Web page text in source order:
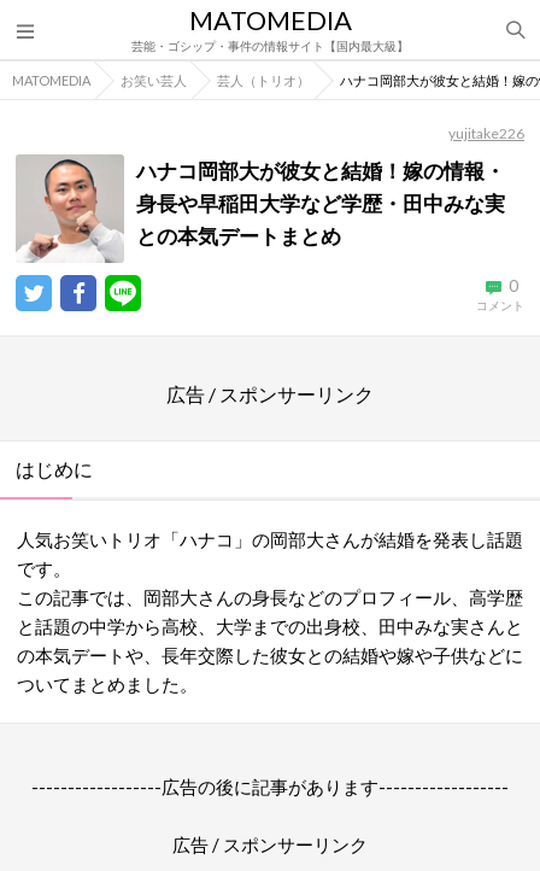
MATOMEDIA
芸能・ゴシップ・事件の情報サイト【国内最大級】
MATOMEDIA お笑い芸人 芸人（トリオ） ハナコ岡部大が彼女と結婚！嫁
yujitake226
ハナコ岡部大が彼女と結婚！嫁の情報・
身長や早稲田大学など学歴・田中みな実
との本気デートまとめ
0
コメント
広告 / スポンサーリンク
はじめに
人気お笑いトリオ「ハナコ」の岡部大さんが結婚を発表し話題
です。
この記事では、岡部大さんの身長などのプロフィール、高学歴
と話題の中学から高校、大学までの出身校、田中みな実さんと
の本気デートや、長年交際した彼女との結婚や嫁や子供などに
ついてまとめました。
------------------広告の後に記事があります------------------
広告 / スポンサーリンク